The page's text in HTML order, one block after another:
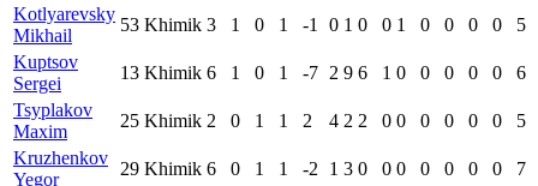
Kotlyarevsky
Mikhail
53 Khimik 3 1 0 1 -1 0 1 0 0 1 0 0 0 0
5
Kuptsov
Sergei
13 Khimik 6 1 0 1 -7 2 9 6 1 0 0 0 0 0
6
Tsyplakov
Maxim
25 Khimik 2 0 1 1 2 4 2 2 0 0 0 0 0 0
5
Kruzhenkov
Yegor
29 Khimik 6 0 1 1 -2 1 3 0 0 0 0 0 0 0
7